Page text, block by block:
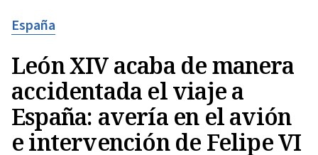
España
León XIV acaba de manera
accidentada el viaje a
España: avería en el avión
e intervención de Felipe VI